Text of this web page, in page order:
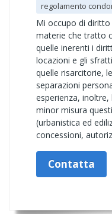
regolamento
Mi occupo di diritto
materie che tratto
quelle inerenti i
locazioni e gli
quelle risarcitorie,
separazioni
esperienza,
minor misura
(urbanistica ed
concessioni,
Contatta